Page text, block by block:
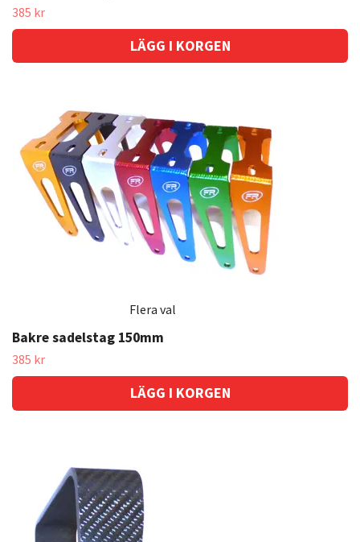
385 kr
LÄGG I KORGEN
Flera val
Bakre sadelstag 150mm
385 kr
LÄGG I KORGEN